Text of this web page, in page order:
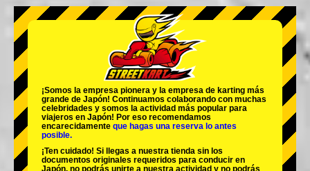
Empresa Reservas
Cambiar Tienda
Tokyo Shinagawa Tokyo Akihabara#1
Tokyo Akihabara#2
Tokyo Shibuya Annex Tokyo Bay
Tokyo Asakusa
¡Somos la empresa pionera y la empresa de karting más
grande de Japón! Continuamos colaborando con muchas
celebridades y somos la actividad más popular para
viajeros en Japón! Por eso recomendamos
encarecidamente que hagas una reserva lo antes
posible.
¡Ten cuidado! Si llegas a nuestra tienda sin los
documentos originales requeridos para conducir en
Japón, no podrás unirte a nuestra actividad y no podrás